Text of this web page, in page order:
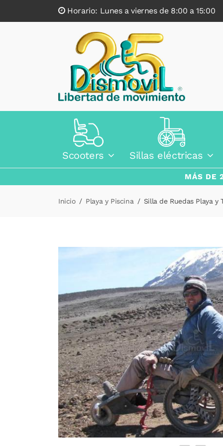
Horario: Lunes a viernes de 8:00 a
Scooters Sillas eléctricas
MÁS DE
Inicio Playa y Piscina Silla de Ruedas Playa y